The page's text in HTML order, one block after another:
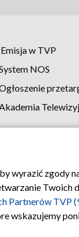
Emisja w TVP
NOS
Akademia
TVP
wyrazić zgody
Twoich
Partnerów TVP
wskazujemy